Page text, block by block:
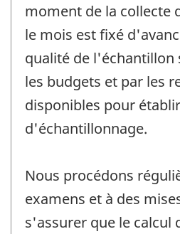
moment de la collecte
le mois est fixé
qualité de l'échantillon
les budgets et par les
disponibles pour
d'échantillonnage.
Nous procédons
examens et à des
s'assurer que le calcul